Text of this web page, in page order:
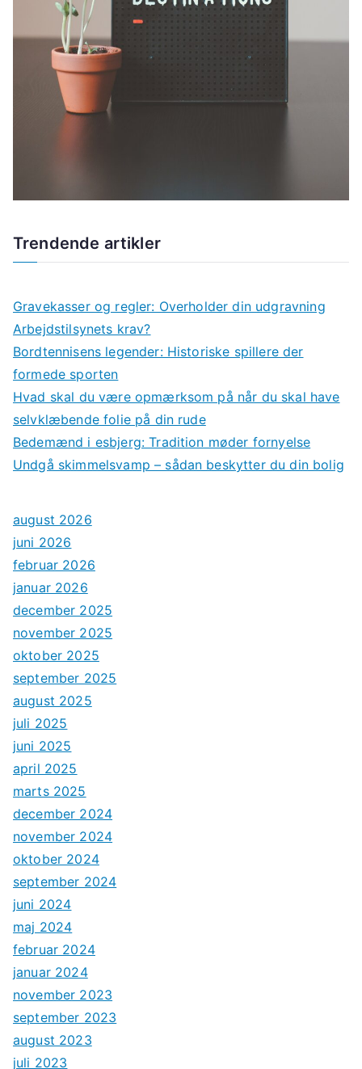
Trendende artikler
Gravekasser og regler: Overholder din udgravning
Arbejdstilsynets krav?
Bordtennisens legender: Historiske spillere der
formede sporten
Hvad skal du være opmærksom på når du skal have
selvklæbende folie på din rude
Bedemænd i esbjerg: Tradition møder fornyelse
Undgå skimmelsvamp – sådan beskytter du din bolig
august 2026
juni 2026
februar 2026
januar 2026
december 2025
november 2025
oktober 2025
september 2025
august 2025
juli 2025
juni 2025
april 2025
marts 2025
december 2024
november 2024
oktober 2024
september 2024
juni 2024
maj 2024
februar 2024
januar 2024
november 2023
september 2023
august 2023
juli 2023